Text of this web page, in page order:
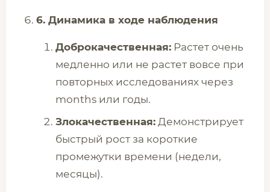
6. Динамика в ходе наблюдения
Доброкачественная: Растет очень
медленно или не растет вовсе при
повторных исследованиях через
months или годы.
Злокачественная: Демонстрирует
быстрый рост за короткие
промежутки времени (недели,
месяцы).